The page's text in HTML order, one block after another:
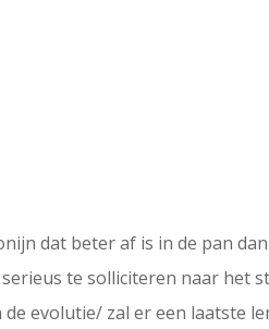
dat beter af is in de pan
te solliciteren naar het
evolutie/ zal er een laatste